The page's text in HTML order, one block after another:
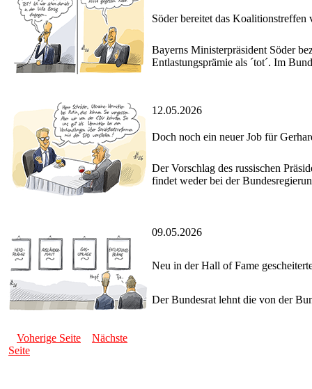
Söder bereitet das Koalitionstreffen
Bayerns Ministerpräsident Söder
Entlastungsprämie als ´tot´. Im
12.05.2026
Doch noch ein neuer Job für
Der Vorschlag des russischen
findet weder bei der
09.05.2026
Neu in der Hall of Fame
Der Bundesrat lehnt die von der
Voherige Seite
Nächste
Seite